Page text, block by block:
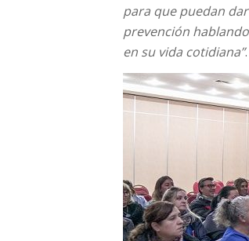
para que puedan
prevención
en su vida cotidiana”.